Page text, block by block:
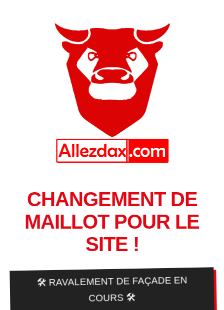
CHANGEMENT DE
MAILLOT POUR LE
SITE !
🛠️ RAVALEMENT DE FAÇADE EN
COURS 🛠️